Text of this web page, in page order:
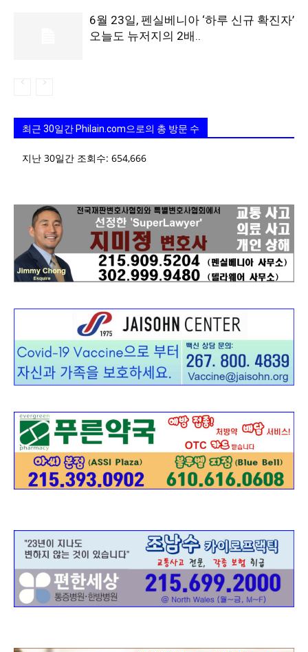
6월 23일, 펜실베니아 ‘하루 신규 확진자’
오늘도 뉴저지의 2배..
최근 30일간 Philain.com으로의 총 방문 수
지난 30일간 조회수: 654,666